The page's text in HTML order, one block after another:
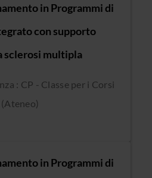
in Programmi di
con supporto
sclerosi multipla
: CP - Classe per i Corsi
in Programmi di